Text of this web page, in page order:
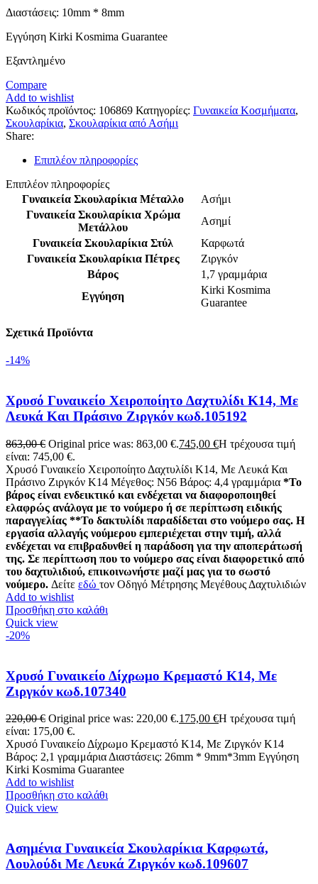
Διαστάσεις: 10mm * 8mm
Εγγύηση Kirki Kosmima Guarantee
Εξαντλημένο
Compare
Add to wishlist
Κωδικός προϊόντος: 106869 Κατηγορίες: Γυναικεία Κοσμήματα,
Σκουλαρίκια, Σκουλαρίκια από Ασήμι
Share:
Επιπλέον πληροφορίες
Επιπλέον πληροφορίες
Γυναικεία Σκουλαρίκια Μέταλλο
Ασήμι
Γυναικεία Σκουλαρίκια Χρώμα
Μετάλλου
Ασημί
Γυναικεία Σκουλαρίκια Στύλ
Καρφωτά
Γυναικεία Σκουλαρίκια Πέτρες
Ζιργκόν
Βάρος
1,7 γραμμάρια
Εγγύηση
Kirki Kosmima
Guarantee
Σχετικά Προϊόντα
-14%
Χρυσό Γυναικείο Χειροποίητο Δαχτυλίδι Κ14, Με
Λευκά Και Πράσινο Ζιργκόν κωδ.105192
863,00€ Original price was: 863,00 €.745,00 €Η τρέχουσα τιμή
είναι: 745,00 €.
Χρυσό Γυναικείο Χειροποίητο Δαχτυλίδι Κ14, Με Λευκά Και
Πράσινο Ζιργκόν K14 Μέγεθος: Ν56 Βάρος: 4,4 γραμμάρια *Το
βάρος είναι ενδεικτικό και ενδέχεται να διαφοροποιηθεί
ελαφρώς ανάλογα με το νούμερο ή σε περίπτωση ειδικής
παραγγελίας **Το δακτυλίδι παραδίδεται στο νούμερο σας. Η
εργασία αλλαγής νούμερου εμπεριέχεται στην τιμή, αλλά
ενδέχεται να επιβραδυνθεί η παράδοση για την αποπεράτωσή
της. Σε περίπτωση που το νούμερο σας είναι διαφορετικό από
του δαχτυλιδιού, επικοινωνήστε μαζί μας για το σωστό
νούμερο. Δείτε εδώ τον Οδηγό Μέτρησης Μεγέθους Δαχτυλιδιών
Add to wishlist
Προσθήκη στο καλάθι
Quick view
-20%
Χρυσό Γυναικείο Δίχρωμο Κρεμαστό Κ14, Με
Ζιργκόν κωδ.107340
220,00€ Original price was: 220,00 €.175,00 €Η τρέχουσα τιμή
είναι: 175,00 €.
Χρυσό Γυναικείο Δίχρωμο Κρεμαστό Κ14, Με Ζιργκόν Κ14
Βάρος: 2,1 γραμμάρια Διαστάσεις: 26mm * 9mm*3mm Εγγύηση
Kirki Kosmima Guarantee
Add to wishlist
Προσθήκη στο καλάθι
Quick view
Ασημένια Γυναικεία Σκουλαρίκια Καρφωτά,
Λουλούδι Με Λευκά Ζιργκόν κωδ.109607